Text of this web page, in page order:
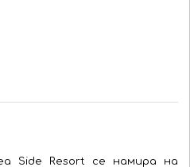
Side Resort се намира на